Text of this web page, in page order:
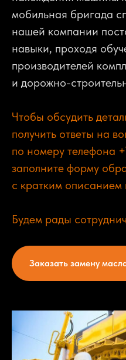
мобильная бригада
нашей компании
навыки, проходя
производителей
и дорожно-
Чтобы обсудить
получить ответы на
по номеру телефона
заполните форму
с кратким описанием
Будем рады
Заказать замену